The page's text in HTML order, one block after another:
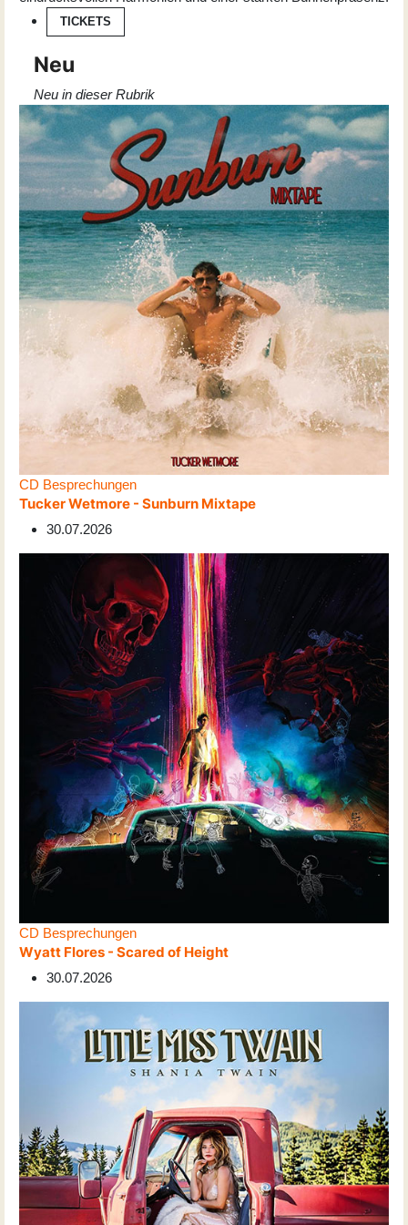
TICKETS
Neu
Neu in dieser Rubrik
CD Besprechungen
Tucker Wetmore - Sunburn Mixtape
30.07.2026
CD Besprechungen
Wyatt Flores - Scared of Height
30.07.2026